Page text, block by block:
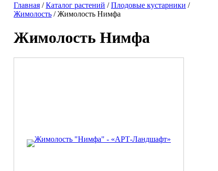
Главная /Каталог растений /Плодовые кустарники /
Жимолость / Жимолость Нимфа
Жимолость Нимфа